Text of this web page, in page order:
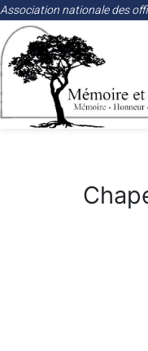
Association nationale des